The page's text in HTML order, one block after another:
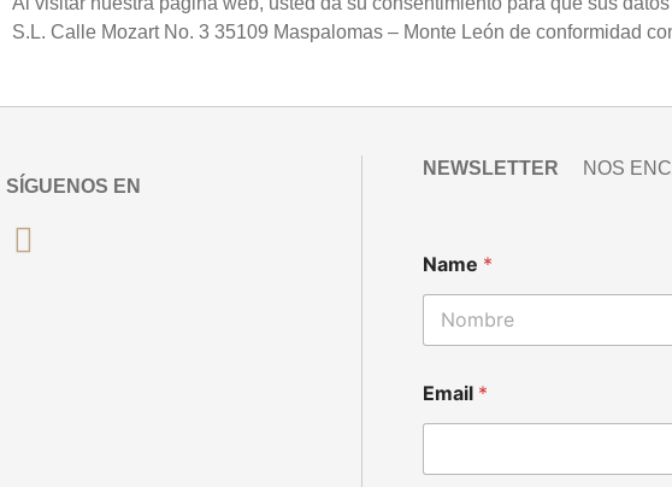
S.L. Calle Mozart No. 3 35109 Maspalomas – Monte León de conformidad
SÍGUENOS EN
NEWSLETTER NOS
m
a
a
m
e
Name *
Email *